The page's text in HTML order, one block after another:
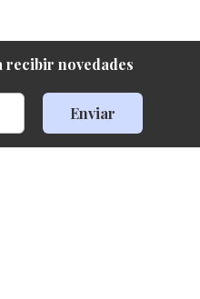
recibir novedades
Enviar